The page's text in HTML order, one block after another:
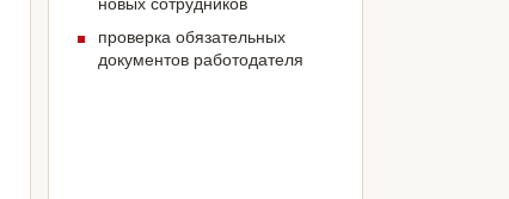
новых сотрудников
проверка обязательных
документов работодателя